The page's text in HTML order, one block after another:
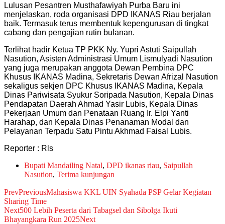
Lulusan Pesantren Musthafawiyah Purba Baru ini
menjelaskan, roda organisasi DPD IKANAS Riau berjalan
baik. Termasuk terus membentuk kepengurusan di tingkat
cabang dan pengajian rutin bulanan.
Terlihat hadir Ketua TP PKK Ny. Yupri Astuti Saipullah
Nasution, Asisten Administrasi Umum Lismulyadi Nasution
yang juga merupakan anggota Dewan Pembina DPC
Khusus IKANAS Madina, Sekretaris Dewan Afrizal Nasution
sekaligus sekjen DPC Khusus IKANAS Madina, Kepala
Dinas Pariwisata Syukur Soripada Nasution, Kepala Dinas
Pendapatan Daerah Ahmad Yasir Lubis, Kepala Dinas
Pekerjaan Umum dan Penataan Ruang Ir. Elpi Yanti
Harahap, dan Kepala Dinas Penanaman Modal dan
Pelayanan Terpadu Satu Pintu Akhmad Faisal Lubis.
Reporter : Rls
Bupati Mandailing Natal, DPD ikanas riau, Saipullah
Nasution, Terima kunjungan
PrevPreviousMahasiswa KKL UIN Syahada PSP Gelar Kegiatan
Sharing Time
Next500 Lebih Peserta dari Tabagsel dan Sibolga Ikuti
Bhayangkara Run 2025Next